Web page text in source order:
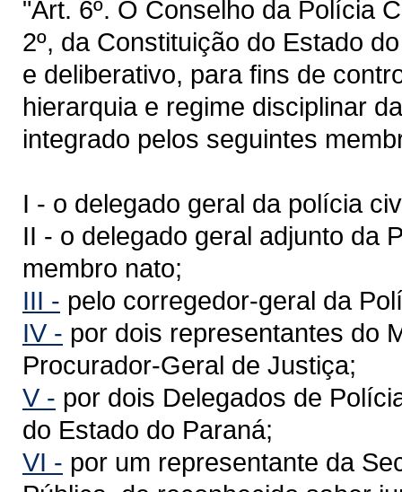
"Art. 6º. O Conselho da Polícia
2º, da Constituição do Estado
e deliberativo, para fins de
hierarquia e regime disciplinar
integrado pelos seguintes
I - o delegado geral da polícia
II - o delegado geral adjunto da
membro nato;
III - pelo corregedor-geral da
IV - por dois representantes do
Procurador-Geral de Justiça;
V - por dois Delegados de
do Estado do Paraná;
VI - por um representante da